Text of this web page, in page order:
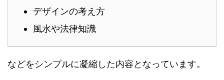
デザインの考え方
風水や法律知識
などをシンプルに凝縮した内容となっています。